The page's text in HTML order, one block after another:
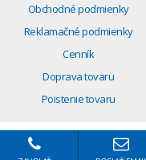
Obchodné podmienky
Reklamačné podmienky
Cenník
Doprava tovaru
Poistenie tovaru